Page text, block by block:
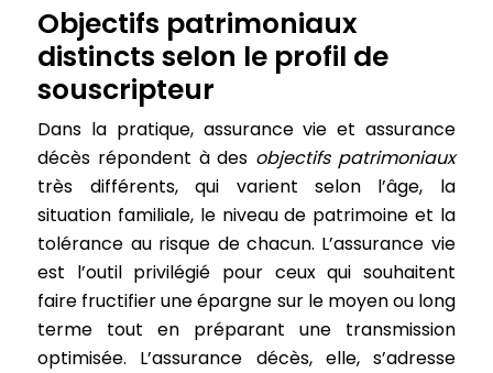
Objectifs patrimoniaux
distincts selon le profil de
souscripteur
Dans la pratique, assurance vie et assurance
décès répondent à des objectifs patrimoniaux
très différents, qui varient selon l’âge, la
situation familiale, le niveau de patrimoine et la
tolérance au risque de chacun. L’assurance vie
est l’outil privilégié pour ceux qui souhaitent
faire fructifier une épargne sur le moyen ou long
terme tout en préparant une transmission
optimisée. L’assurance décès, elle, s’adresse